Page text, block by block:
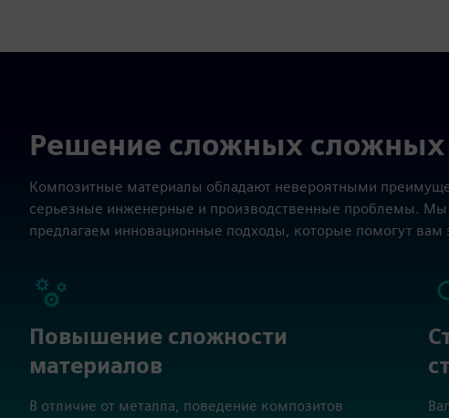
Решение сложных сложных
Композитные материалы обладают невероятными
серьезные инженерные и производственные проблемы. Мы
предлагаем инновационные подходы, которые помогут вам
Повышение сложности
материалов
В отличие от металла, поведение композитов